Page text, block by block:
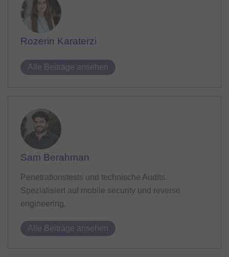
Rozerin Karaterzi
Alle Beiträge ansehen
Sam Berahman
Penetrationstests und technische Audits.
Spezialisiert auf mobile security und reverse
engineering.
Alle Beiträge ansehen